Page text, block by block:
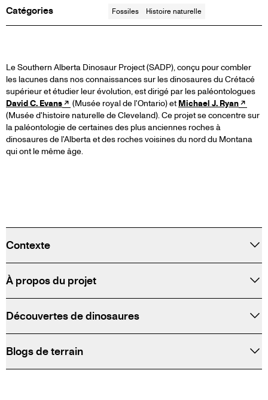
Catégories Fossiles Histoire naturelle
PROJET
SUR
LES
DINOSAURES
LE
SUD
DE
L'ALBERTA
Le Southern Alberta Dinosaur Project (SADP), conçu pour combler
les lacunes dans nos connaissances sur les dinosaures du Crétacé
supérieur et étudier leur évolution, est dirigé par les paléontologues
David C. Evans
(Musée royal de l'Ontario) et Michael J. Ryan
(Musée d'histoire naturelle de Cleveland). Ce projet se concentre sur
la paléontologie de certaines des plus anciennes roches à
dinosaures de l'Alberta et des roches voisines du nord du Montana
qui ont le même âge.
TIROIR
Contexte
À propos du projet
Découvertes de dinosaures
Blogs de terrain